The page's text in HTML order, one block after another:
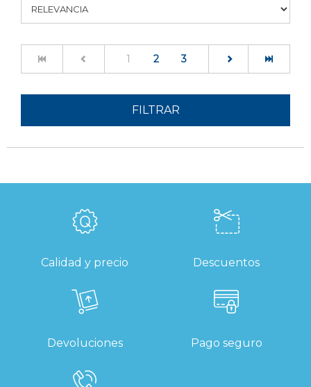
1 (current)
2 3
FILTRAR
Calidad y precio Descuentos
Devoluciones Pago seguro